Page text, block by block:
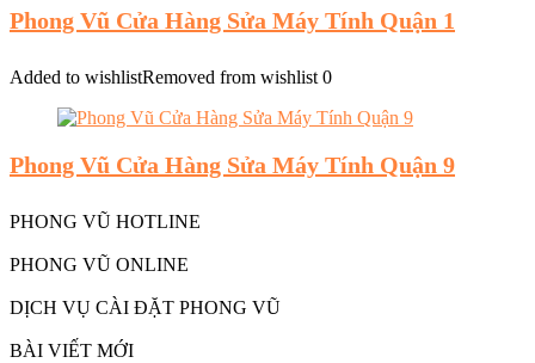
Phong Vũ Cửa Hàng Sửa Máy Tính Quận 1
Added to wishlistRemoved from wishlist 0
Phong Vũ Cửa Hàng Sửa Máy Tính Quận 9
PHONG VŨ HOTLINE
PHONG VŨ ONLINE
DỊCH VỤ CÀI ĐẶT PHONG VŨ
BÀI VIẾT MỚI